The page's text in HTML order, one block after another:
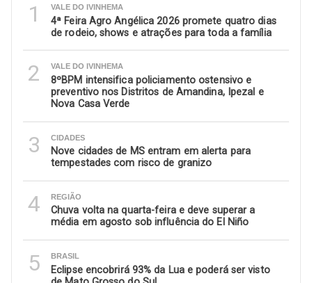
1 VALE DO IVINHEMA
4ª Feira Agro Angélica 2026 promete quatro dias
de rodeio, shows e atrações para toda a família
2 VALE DO IVINHEMA
8ºBPM intensifica policiamento ostensivo e
preventivo nos Distritos de Amandina, Ipezal e
Nova Casa Verde
3 CIDADES
Nove cidades de MS entram em alerta para
tempestades com risco de granizo
4 REGIÃO
Chuva volta na quarta-feira e deve superar a
média em agosto sob influência do El Niño
5 BRASIL
Eclipse encobrirá 93% da Lua e poderá ser visto